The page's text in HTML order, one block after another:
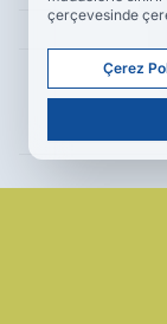
çerçevesinde
Çerez